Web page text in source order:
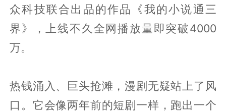
众科技联合出品的作品《我的小说通三
界》，上线不久全网播放量即突破4000
万。
热钱涌入、巨头抢滩，漫剧无疑站上了风
口。它会像两年前的短剧一样，跑出一个